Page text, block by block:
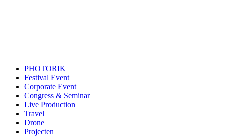
PHOTORIK
Festival Event
Corporate Event
Congress & Seminar
Live Production
Travel
Drone
Projecten